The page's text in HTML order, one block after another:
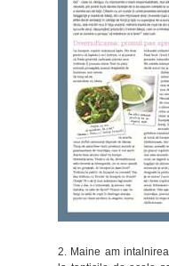
2. Maine am